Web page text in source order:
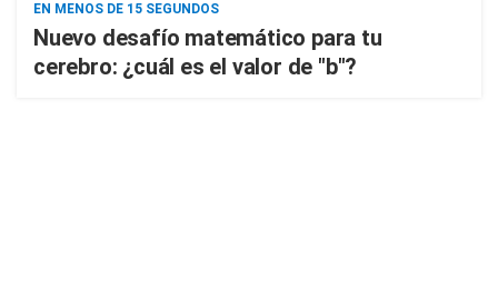
EN MENOS DE 15 SEGUNDOS
Nuevo desafío matemático para tu
cerebro: ¿cuál es el valor de "b"?